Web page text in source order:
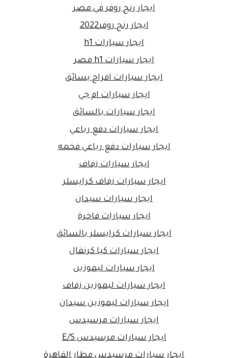
ايجار رنج روفر في مصر
ايجار رنج روفر2022
ايجار سيارات h1
ايجار سيارات h1 مصر
ايجار سيارات افراح بسائق
ايجار سيارات ام جي
ايجار سيارات بالسائق
ايجار سيارات دفع رباعي
ايجار سيارات دفع رباعي فخمه
ايجار سيارات زفاف
ايجار سيارات زفاف كرايسلر
ايجار سيارات سيدان
ايجار سيارات فاخرة
ايجار سيارات كرايسلر بالسائق
ايجار سيارات كيا كرنفال
ايجار سيارات ليموزين
ايجار سيارات ليموزين زفاف
ايجار سيارات ليموزين سيدان
ايجار سيارات مرسيدس
ايجار سيارات مرسيدس E/S
ايجار سيارات مرسيدس مطار القاهرة